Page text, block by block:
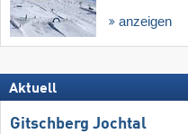
anzeigen
Aktuell
Gitschberg Jochtal